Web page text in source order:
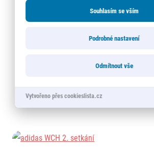
Souhlasím se vším
Podrobné nastavení
Odmítnout vše
Vytvořeno přes cookieslista.cz